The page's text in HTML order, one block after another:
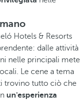
Hotels & Resorts
dalle attività
nelle principali mete
Le cene a tema
trovino tutto ciò che
un'esperienza